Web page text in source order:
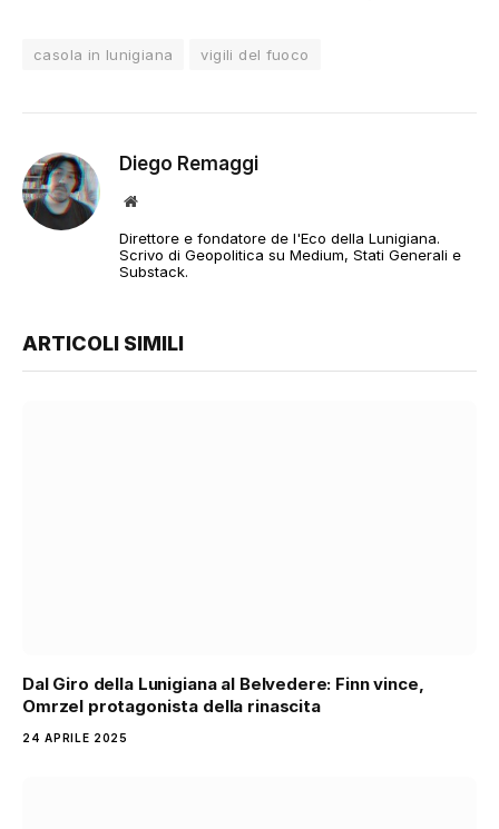
casola in lunigiana vigili del fuoco
Diego Remaggi
Sito
Direttore e fondatore de l'Eco della Lunigiana.
Scrivo di Geopolitica su Medium, Stati Generali e
Substack.
ARTICOLI SIMILI
Dal Giro della Lunigiana al Belvedere: Finn vince,
Omrzel protagonista della rinascita
24 APRILE 2025